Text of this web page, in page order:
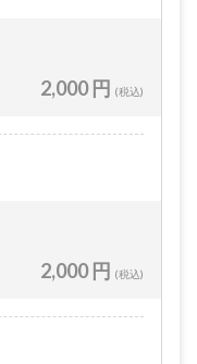
2,000 円 (税込)
2,000 円 (税込)